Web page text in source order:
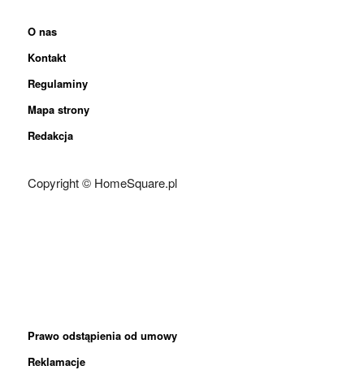
O nas
Kontakt
Regulaminy
Mapa strony
Redakcja
Copyright © HomeSquare.pl
Prawo odstąpienia od umowy
Reklamacje